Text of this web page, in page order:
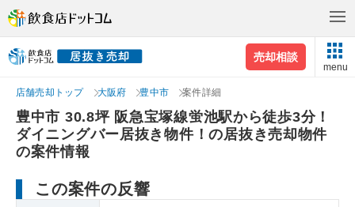
売却相談
menu
店舗売却トップ 大阪府 豊中市 案件詳細
豊中市 30.8坪 阪急宝塚線蛍池駅から徒歩3分！
ダイニングバー居抜き物件！の居抜き売却物件
の案件情報
この案件の反響